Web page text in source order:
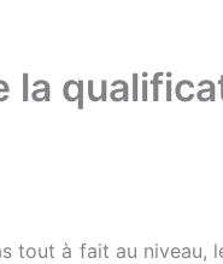
tout à fait au niveau,